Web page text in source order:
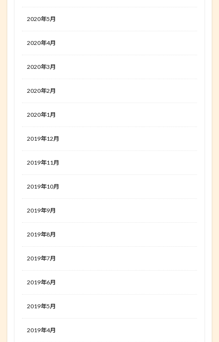
2020年5月
2020年4月
2020年3月
2020年2月
2020年1月
2019年12月
2019年11月
2019年10月
2019年9月
2019年8月
2019年7月
2019年6月
2019年5月
2019年4月